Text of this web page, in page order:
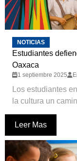
NOTICIAS
Estudiantes
Oaxaca
1 septiembre 2025
Los estudiantes
la cultura un
Leer Mas